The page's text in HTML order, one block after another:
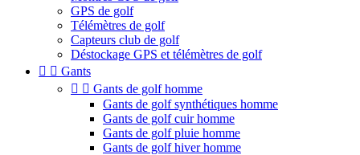
GPS de golf
Télémètres de golf
Capteurs club de golf
Déstockage GPS et télémètres de golf
  Gants
  Gants de golf homme
Gants de golf synthétiques homme
Gants de golf cuir homme
Gants de golf pluie homme
Gants de golf hiver homme